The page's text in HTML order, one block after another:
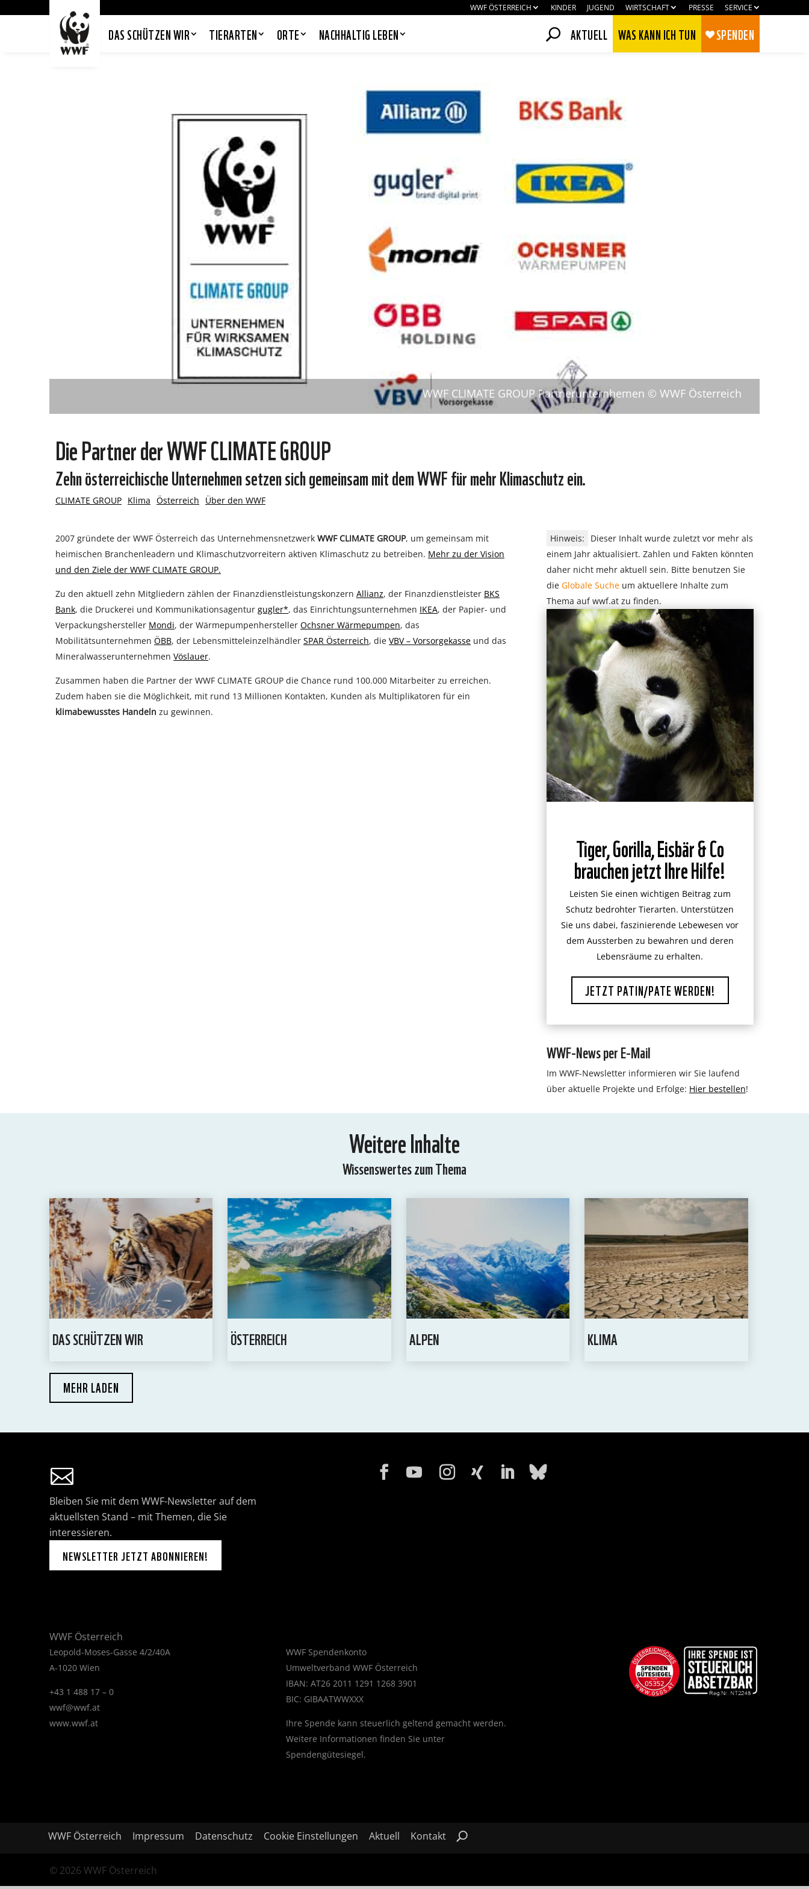
WWF ÖSTERREICH KINDER JUGEND WIRTSCHAFT PRESSE SERVICE
DAS SCHÜTZEN WIR TIERARTEN ORTE NACHHALTIG LEBEN AKTUELL WAS KANN ICH TUN SPENDEN
WWF CLIMATE GROUP Partnerunternhemen © WWF Österreich
Die Partner der WWF CLIMATE GROUP
Zehn österreichische Unternehmen setzen sich gemeinsam mit dem WWF für mehr Klimaschutz ein.
CLIMATE GROUP Klima Österreich Über den WWF
2007 gründete der WWF Österreich das Unternehmensnetzwerk WWF CLIMATE GROUP, um gemeinsam mit
heimischen Branchenleadern und Klimaschutzvorreitern aktiven Klimaschutz zu betreiben. Mehr zu der Vision
und den Ziele der WWF CLIMATE GROUP.
Zu den aktuell zehn Mitgliedern zählen der Finanzdienstleistungskonzern Allianz, der Finanzdienstleister BKS
Bank, die Druckerei und Kommunikationsagentur gugler*, das Einrichtungsunternehmen IKEA, der Papier- und
Verpackungshersteller Mondi, der Wärmepumpenhersteller Ochsner Wärmepumpen, das
Mobilitätsunternehmen ÖBB, der Lebensmitteleinzelhändler SPAR Österreich, die VBV – Vorsorgekasse und das
Mineralwasserunternehmen Vöslauer.
Zusammen haben die Partner der WWF CLIMATE GROUP die Chance rund 100.000 Mitarbeiter zu erreichen.
Zudem haben sie die Möglichkeit, mit rund 13 Millionen Kontakten, Kunden als Multiplikatoren für ein
klimabewusstes Handeln zu gewinnen.
Hinweis:
Dieser Inhalt wurde zuletzt vor mehr als
einem Jahr aktualisiert. Zahlen und Fakten könnten
daher nicht mehr aktuell sein. Bitte benutzen Sie
die Globale Sucheum aktuellere Inhalte zum
Thema auf wwf.at zu finden.
Tiger, Gorilla, Eisbär & Co
brauchen jetzt Ihre Hilfe!
Leisten Sie einen wichtigen Beitrag zum
Schutz bedrohter Tierarten. Unterstützen
Sie uns dabei, faszinierende Lebewesen vor
dem Aussterben zu bewahren und deren
Lebensräume zu erhalten.
JETZT PATIN/PATE WERDEN!
WWF-News per E-Mail
Im WWF-Newsletter informieren wir Sie laufend
über aktuelle Projekte und Erfolge: Hier bestellen!
Weitere Inhalte
Wissenswertes zum Thema
DAS SCHÜTZEN WIR ÖSTERREICH ALPEN KLIMA
MEHR LADEN
Bleiben Sie mit dem WWF-Newsletter auf dem
aktuellsten Stand – mit Themen, die Sie
interessieren.
NEWSLETTER JETZT ABONNIEREN!
WWF Österreich
Leopold-Moses-Gasse 4/2/40A
A-1020 Wien
+43 1 488 17 – 0
wwf@wwf.at
www.wwf.at
WWF Spendenkonto
Umweltverband WWF Österreich
IBAN: AT26 2011 1291 1268 3901
BIC: GIBAATWWXXX
Ihre Spende kann steuerlich geltend gemacht werden.
Weitere Informationen finden Sie unter
Spendengütesiegel.
WWF Österreich Impressum Datenschutz Cookie Einstellungen Aktuell Kontakt
© 2026 WWF Österreich
PANDAS LIEBEN COOKIES, WIR
nutzerfreundlich zu gestalten & erlauben
uns eine Analyse der Zugriffe auf die
Website. Infos dazu findest du in unserer
Datenschutzerklärung. Unter
Deine Auswahl kannst du über den
entsprechenden Link im Footer der
Website jederzeit widerrufen.